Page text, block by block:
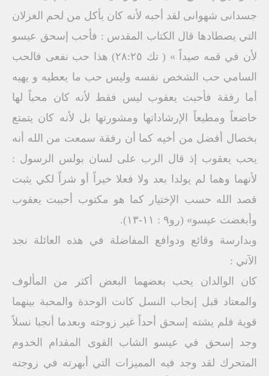
جسدانی شهوانی لقد أحبه لأنه كان يأكل من لحم الغزلان
التي يصطادها قال الكتاب المقدس : فأحب إسحق عيسو
لأن في قمه صيداً » ( تك ٢٨:٢٥) هذا حب نفعى فالحب
السامي حب الشخص نفسه وليس حب ما يعطيه و يهيه
أما رفقة فأحبت يعقوب ليس فقط لأنه كان محباً لها
خاضعاً ومطيعاً الإرشاداتها ومشورتها بل لأنه كان يتمتع
بخصال أفضل من أخيه كما أن رفقة سمعت من الله أنه
يحب يعقوب إذ قال الرب على لسان بولس الرسول :
لأنهما وهما لم يولدا بعد ولا فعلا خيراً أو شراً لكي يثبت
قصد الله حسب الإختيار كما هو مكتوب أحببت يعقوب
وأبغضت عيسو» (رو۹ : ۱۱-۱۳).
وبدارسة وقائع ودوافع المفاضلة في هذه العائلة نجد
الآتي :
كان الوالدان يحب بعضهما البعض أكثر من المألوف
والمعتاد قبل إنجاب النسل كانت الوحدة والمحبة بينهما
قوية فلم يشته إسحق أحداً غير زوجته وبعدما أنجبا نسلاً
وجد إسحق في عيسو الشاب القوى المقدام الخدوم
المتحرك لقد وجد فيه المميزات التي أبهرته في زوجته